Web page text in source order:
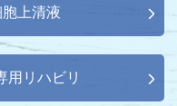
上清液
用リハビリ